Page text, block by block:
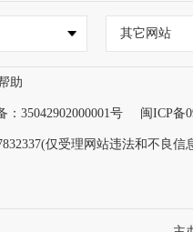
其它网站
助
： 35042902000001号 闽ICP备
仅受理网站违法和不良信